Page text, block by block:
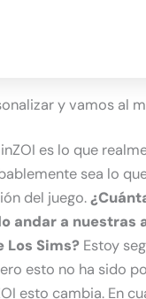
y vamos al
es lo que
sea lo
del juego.
andar a nuestras
Los Sims? Estoy
esto no ha sido
esto cambia. En